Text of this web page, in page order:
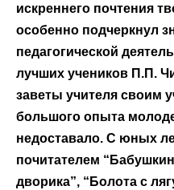
искреннего почтения
особенно подчеркнул
педагогической
лучших учеников П.П.
заветы учителя своим
большого опыта
недоставало. С юных
почитателем
дворика”, “Болота с